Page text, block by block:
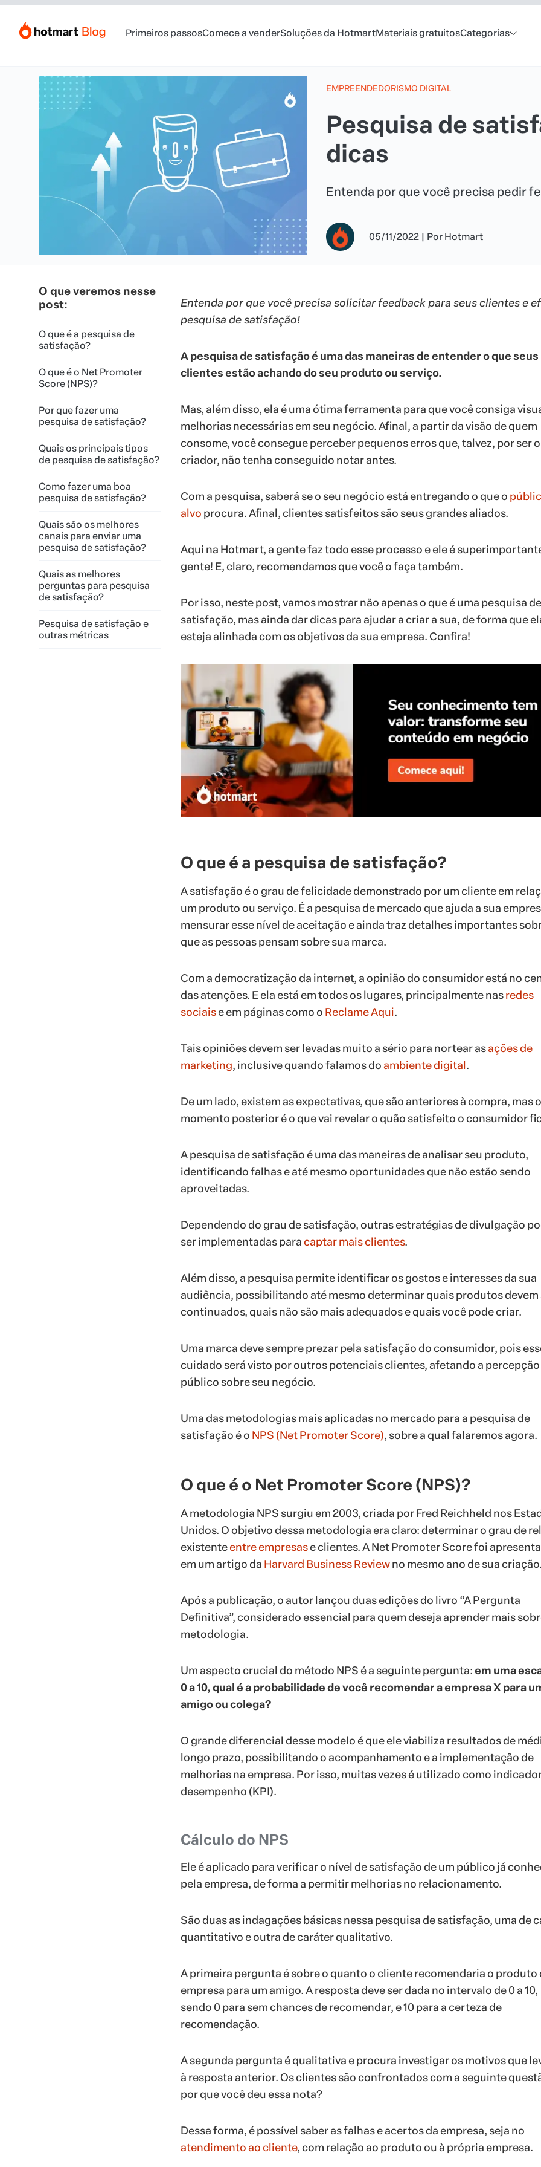
Primeiros passosComece a venderSoluções da HotmartMateriais gratuitosCategorias
EMPREENDEDORISMO DIGITAL
Pesquisa de
dicas
Entenda por que você precisa pedir
05/11/2022 | Por Hotmart
O que veremos nesse
post:
O que é a pesquisa de
satisfação?
O que é o Net Promoter
Score (NPS)?
Por que fazer uma
pesquisa de satisfação?
Quais os principais tipos
de pesquisa de satisfação?
Como fazer uma boa
pesquisa de satisfação?
Quais são os melhores
canais para enviar uma
pesquisa de satisfação?
Quais as melhores
perguntas para pesquisa
de satisfação?
Pesquisa de satisfação e
outras métricas
Entenda por que você precisa solicitar feedback para seus clientes e
pesquisa de satisfação!
A pesquisa de satisfação é uma das maneiras de entender o que seus
clientes estão achando do seu produto ou serviço.
Mas, além disso, ela é uma ótima ferramenta para que você consiga
melhorias necessárias em seu negócio. Afinal, a partir da visão de quem
consome, você consegue perceber pequenos erros que, talvez, por ser o
criador, não tenha conseguido notar antes.
Com a pesquisa, saberá se o seu negócio está entregando o que o
alvo procura. Afinal, clientes satisfeitos são seus grandes aliados.
Aqui na Hotmart, a gente faz todo esse processo e ele é
gente! E, claro, recomendamos que você o faça também.
Por isso, neste post, vamos mostrar não apenas o que é uma pesquisa de
satisfação, mas ainda dar dicas para ajudar a criar a sua, de forma que
esteja alinhada com os objetivos da sua empresa. Confira!
O que é a pesquisa de satisfação?
A satisfação é o grau de felicidade demonstrado por um cliente em
um produto ou serviço. É a pesquisa de mercado que ajuda a sua
mensurar esse nível de aceitação e ainda traz detalhes importantes
que as pessoas pensam sobre sua marca.
Com a democratização da internet, a opinião do consumidor está no
das atenções. E ela está em todos os lugares, principalmente nasredes
sociaise em páginas como o Reclame Aqui.
Tais opiniões devem ser levadas muito a sério para nortear asações de
marketing, inclusive quando falamos doambiente digital.
De um lado, existem as expectativas, que são anteriores à compra, mas o
momento posterior é o que vai revelar o quão satisfeito o consumidor
A pesquisa de satisfação é uma das maneiras de analisar seu produto,
identificando falhas e até mesmo oportunidades que não estão sendo
aproveitadas.
Dependendo do grau de satisfação, outras estratégias de divulgação
ser implementadas paracaptar mais clientes.
Além disso, a pesquisa permite identificar os gostos e interesses da sua
audiência, possibilitando até mesmo determinar quais produtos devem
continuados, quais não são mais adequados e quais você pode criar.
Uma marca deve sempre prezar pela satisfação do consumidor, pois
cuidado será visto por outros potenciais clientes, afetando a percepção
público sobre seu negócio.
Uma das metodologias mais aplicadas no mercado para a pesquisa de
satisfação é o NPS (Net Promoter Score), sobre a qual falaremos agora.
O que é o Net Promoter Score (NPS)?
A metodologia NPS surgiu em 2003, criada por Fred Reichheld nos
Unidos. O objetivo dessa metodologia era claro: determinar o grau de
existenteentre empresase clientes. A Net Promoter Score foi
em um artigo da Harvard Business Reviewno mesmo ano de sua criação.
Após a publicação, o autor lançou duas edições do livro “A Pergunta
Definitiva”, considerado essencial para quem deseja aprender mais
metodologia.
Um aspecto crucial do método NPS é a seguinte pergunta:em uma
0 a 10, qual é a probabilidade de você recomendar a empresa X para
amigo ou colega?
O grande diferencial desse modelo é que ele viabiliza resultados de
longo prazo, possibilitando o acompanhamento e a implementação de
melhorias na empresa. Por isso, muitas vezes é utilizado como
desempenho (KPI).
Cálculo do NPS
Ele é aplicado para verificar o nível de satisfação de um público já
pela empresa, de forma a permitir melhorias no relacionamento.
São duas as indagações básicas nessa pesquisa de satisfação, uma de
quantitativo e outra de caráter qualitativo.
A primeira pergunta é sobre o quanto o cliente recomendaria o produto
empresa para um amigo. A resposta deve ser dada no intervalo de 0 a 10,
sendo 0 para sem chances de recomendar, e 10 para a certeza de
recomendação.
A segunda pergunta é qualitativa e procura investigar os motivos que
à resposta anterior. Os clientes são confrontados com a seguinte
por que você deu essa nota?
Dessa forma, é possível saber as falhas e acertos da empresa, seja no
atendimento ao cliente, com relação ao produto ou à própria empresa.